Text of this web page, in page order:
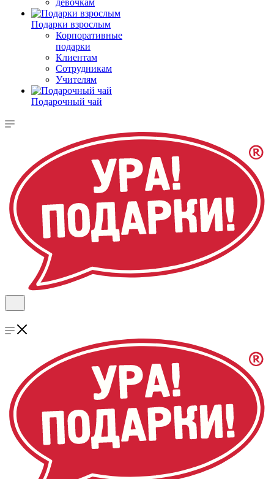
Подарки взрослым
Корпоративные
подарки
Клиентам
Сотрудникам
Учителям
Подарочный чай